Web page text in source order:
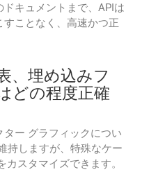
ドキュメントまで、APIは
ことなく、高速かつ正
、埋め込みフ
どの程度正確
ー グラフィックについ
持しますが、特殊なケー
スタマイズできます。